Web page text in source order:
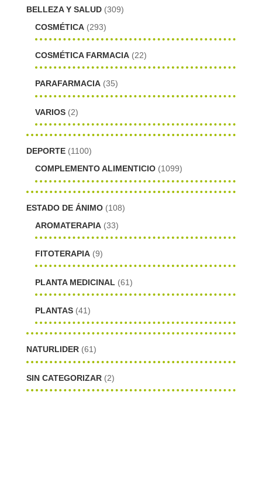
BELLEZA Y SALUD (309)
COSMÉTICA (293)
COSMÉTICA FARMACIA (22)
PARAFARMACIA (35)
VARIOS (2)
DEPORTE (1100)
COMPLEMENTO ALIMENTICIO (1099)
ESTADO DE ÁNIMO (108)
AROMATERAPIA (33)
FITOTERAPIA (9)
PLANTA MEDICINAL (61)
PLANTAS (41)
NATURLIDER (61)
SIN CATEGORIZAR (2)